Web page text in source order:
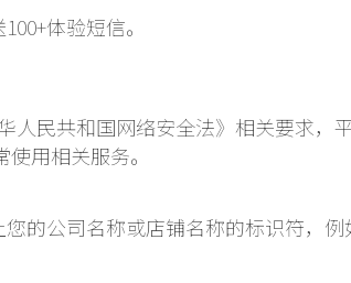
体验短信。
人民共和国网络安全法》相关要求，
用相关服务。
的公司名称或店铺名称的标识符，例